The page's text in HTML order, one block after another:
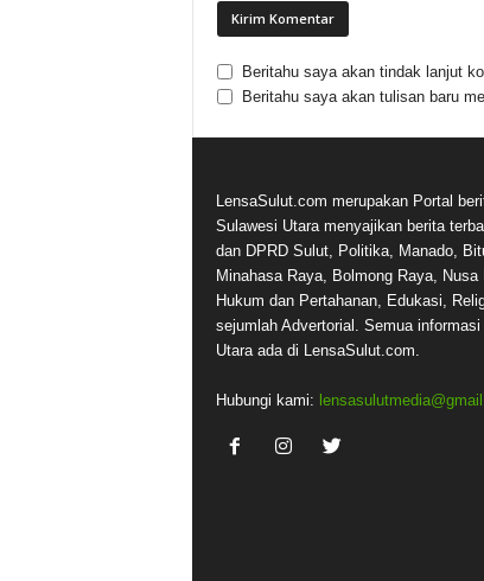
Beritahu saya akan tindak lanjut
Beritahu saya akan tulisan baru
LensaSulut.com merupakan Portal
Sulawesi Utara menyajikan berita
dan DPRD Sulut, Politika, Manado,
Minahasa Raya, Bolmong Raya,
Hukum dan Pertahanan, Edukasi,
sejumlah Advertorial. Semua informasi
Utara ada di LensaSulut.com.
Hubungi kami: